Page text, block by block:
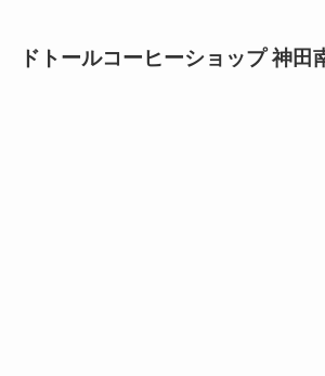
ドトールコーヒーショップ 神田